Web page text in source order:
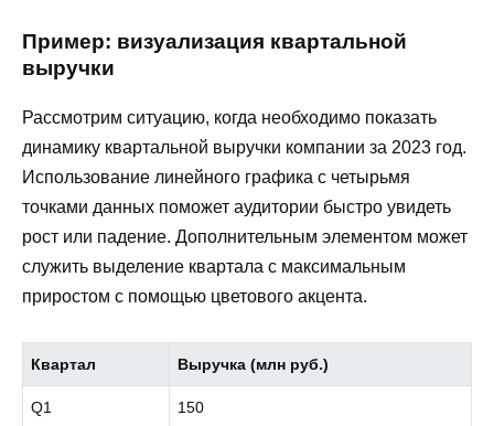
Пример: визуализация квартальной
выручки
Рассмотрим ситуацию, когда необходимо показать
динамику квартальной выручки компании за 2023 год.
Использование линейного графика с четырьмя
точками данных поможет аудитории быстро увидеть
рост или падение. Дополнительным элементом может
служить выделение квартала с максимальным
приростом с помощью цветового акцента.
Квартал Выручка (млн руб.)
Q1 150